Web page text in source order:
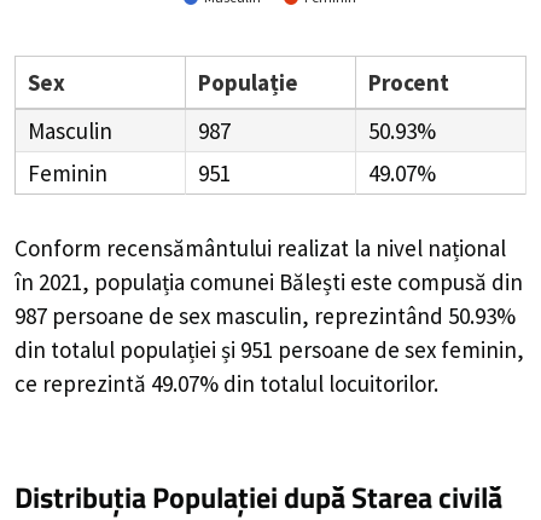
Sex Populație
Procent
Masculin
987
50.93%
Feminin
951 49.07%
Conform recensământului realizat la nivel național
în 2021, populația comunei Bălești este compusă din
987 persoane de sex masculin, reprezintând 50.93%
din totalul populației și 951 persoane de sex feminin,
ce reprezintă 49.07% din totalul locuitorilor.
Distribuția Populațieidupă Starea civilă